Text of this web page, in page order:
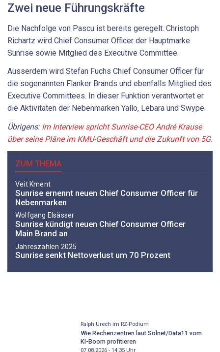
Zwei neue Führungskräfte
Die Nachfolge von Pascu ist bereits geregelt. Christoph
Richartz wird Chief Consumer Officer der Hauptmarke
Sunrise sowie Mitglied des Executive Committee.
Ausserdem wird Stefan Fuchs Chief Consumer Officer für
die sogenannten Flanker Brands und ebenfalls Mitglied des
Executive Committees. In dieser Funktion verantwortet er
die Aktivitäten der Nebenmarken Yallo, Lebara und Swype.
Übrigens: Im Interview spricht Sunrise-CEO André Krause
über seine Pläne im KMU-Geschäft und die Zukunft von 5G.
ZUM THEMA
Veit Kment
Sunrise ernennt neuen Chief Consumer Officer für
Nebenmarken
Wolfgang Elsässer
Sunrise kündigt neuen Chief Consumer Officer
Main Brand an
Jahreszahlen 2025
Sunrise senkt Nettoverlust um 70 Prozent
Ralph Urech im RZ-Podium
Wie Rechenzentren laut Solnet/Data11 vom
KI-Boom profitieren
07.08.2026 - 14:35Uhr